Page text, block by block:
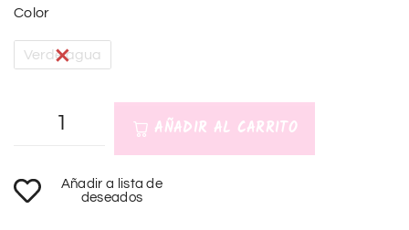
Color
Verde agua
AÑADIR AL CARRITO
l
Añadir a lista de
deseados